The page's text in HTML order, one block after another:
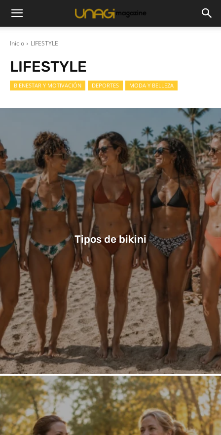
Inicio LIFESTYLE
LIFESTYLE
BIENESTAR Y MOTIVACIÓN DEPORTES MODA Y BELLEZA
Tipos de bikini